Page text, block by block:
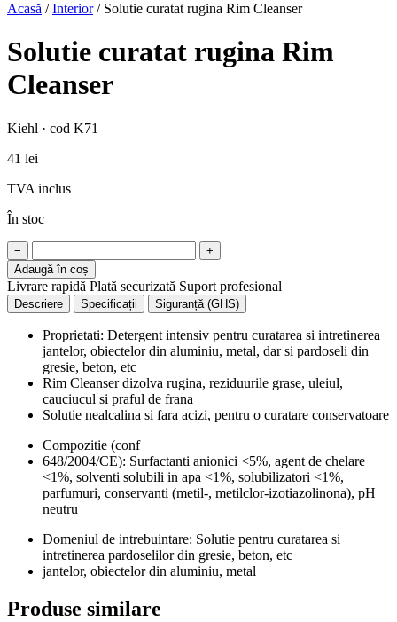
Acasă /Interior/ Solutie curatat rugina Rim Cleanser
Solutie curatat rugina Rim
Cleanser
Kiehl · cod K71
41 lei
TVA inclus
În stoc
−
+
Adaugă în coș
Livrare rapidă Plată securizată Suport profesional
Descriere Specificații Siguranță (GHS)
Proprietati: Detergent intensiv pentru curatarea si intretinerea
jantelor, obiectelor din aluminiu, metal, dar si pardoseli din
gresie, beton, etc
Rim Cleanser dizolva rugina, reziduurile grase, uleiul,
cauciucul si praful de frana
Solutie nealcalina si fara acizi, pentru o curatare conservatoare
Compozitie (conf
648/2004/CE): Surfactanti anionici <5%, agent de chelare
<1%, solventi solubili in apa <1%, solubilizatori <1%,
parfumuri, conservanti (metil-, metilclor-izotiazolinona), pH
neutru
Domeniul de intrebuintare: Solutie pentru curatarea si
intretinerea pardoselilor din gresie, beton, etc
jantelor, obiectelor din aluminiu, metal
Produse similare